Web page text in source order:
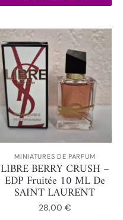
MINIATURES DE PARFUM
LIBRE BERRY CRUSH –
EDP Fruitée 10 ML De
SAINT LAURENT
28,00 €